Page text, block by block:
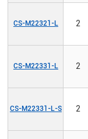
CS-M22321-L 2
CS-M22331-L 2
CS-M22331-L-S 2